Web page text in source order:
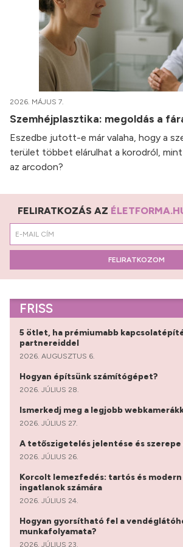
2026. MÁJUS 7.
Szemhéjplasztika: megoldás a
Eszedbe jutott-e már valaha, hogy a
terület többet elárulhat a korodról, mint
az arcodon?
FELIRATKOZÁS AZ
FELIRATKOZOM
FRISS
5 ötlet, ha prémiumabb
partnereiddel
2026. AUGUSZTUS 6.
Hogyan építsünk számítógépet?
2026. JÚLIUS 28.
Ismerkedj meg a legjobb
2026. JÚLIUS 27.
A tetőszigetelés jelentése és
2026. JÚLIUS 26.
Korcolt lemezfedés: tartós és modern
ingatlanok számára
2026. JÚLIUS 24.
Hogyan gyorsítható fel a
munkafolyamata?
2026. JÚLIUS 23.